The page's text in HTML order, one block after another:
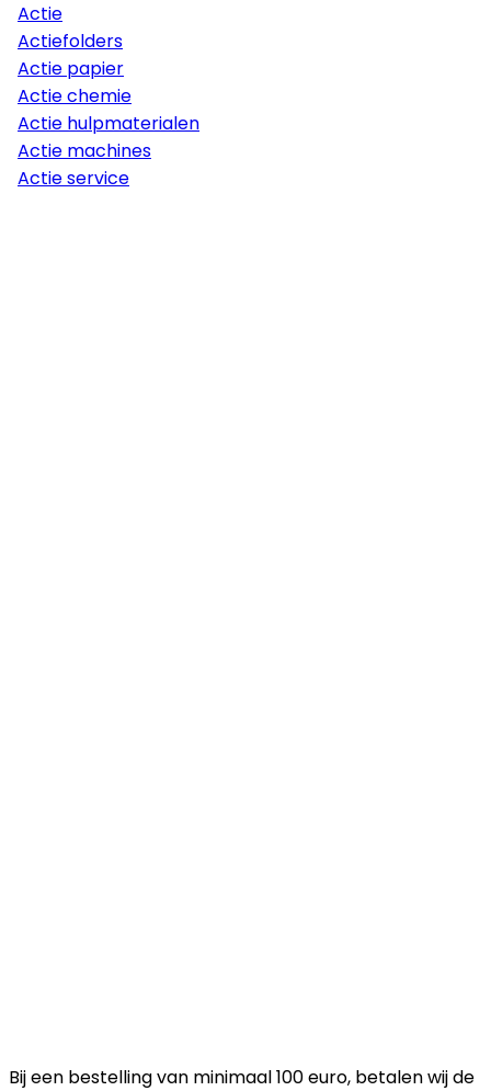
Bij een bestelling van minimaal 100 euro, betalen wij de
Actie
Actiefolders
Actie papier
Actie chemie
Actie hulpmaterialen
Actie machines
Actie service